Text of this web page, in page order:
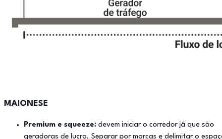
MAIONESE
Premium e squeeze: devem iniciar o corredor já que são
geradoras de lucro. Separar por marcas e delimitar o